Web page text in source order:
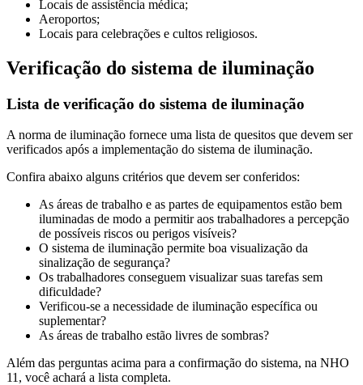
Locais de assistência médica;
Aeroportos;
Locais para celebrações e cultos religiosos.
Verificação do sistema de iluminação
Lista de verificação do sistema de iluminação
A norma de iluminação fornece uma lista de quesitos que devem ser
verificados após a implementação do sistema de iluminação.
Confira abaixo alguns critérios que devem ser conferidos:
As áreas de trabalho e as partes de equipamentos estão bem
iluminadas de modo a permitir aos trabalhadores a percepção
de possíveis riscos ou perigos visíveis?
O sistema de iluminação permite boa visualização da
sinalização de segurança?
Os trabalhadores conseguem visualizar suas tarefas sem
dificuldade?
Verificou-se a necessidade de iluminação específica ou
suplementar?
As áreas de trabalho estão livres de sombras?
Além das perguntas acima para a confirmação do sistema, na NHO
11, você achará a lista completa.